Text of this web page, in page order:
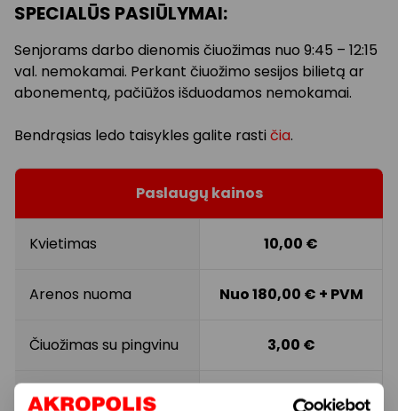
SPECIALŪS PASIŪLYMAI:
Senjorams darbo dienomis čiuožimas nuo 9:45 – 12:15
val. nemokamai. Perkant čiuožimo sesijos bilietą ar
abonementą, pačiūžos išduodamos nemokamai.
Bendrąsias ledo taisykles galite rastičia.
Paslaugų kainos
Kvietimas 10,00 €
Arenos nuoma Nuo 180,00 € + PVM
Čiuožimas su pingvinu 3,00 €
Atskira rūbinė su dušu 2,00 €